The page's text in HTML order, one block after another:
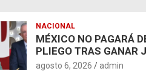
NACIONAL
MÉXICO NO PAGARÁ
PLIEGO TRAS GANAR
agosto 6, 2026 admin